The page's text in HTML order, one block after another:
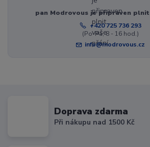
pan Modrovous je připraven plnit
+420 725 736 293
(Po-Pá, 8 - 16 hod.)
info@modrovous.cz
Doprava zdarma
Při nákupu nad 1500 Kč